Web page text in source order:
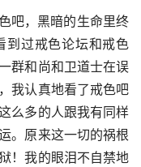
吧，黑暗的生命里终
到过戒色论坛和戒色
群和尚和卫道士在误
我认真地看了戒色吧
么多的人跟我有同样
。原来这一切的祸根
！我的眼泪不自禁地